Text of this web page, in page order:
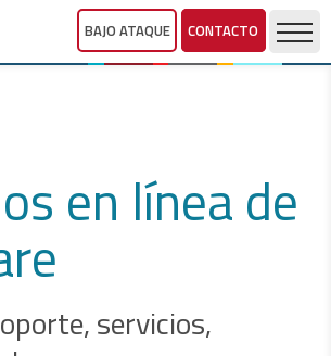
BAJO ATAQUE CONTACTO
en línea de
servicios,